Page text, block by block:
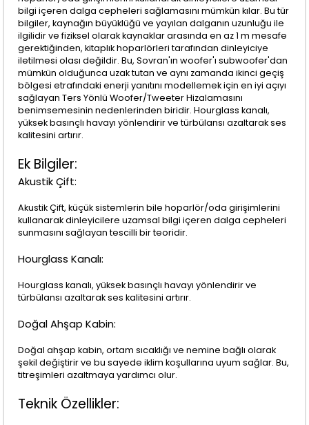
bilgi içeren dalga cepheleri sağlamasını mümkün kılar. Bu tür
bilgiler, kaynağın büyüklüğü ve yayılan dalganın uzunluğu ile
ilgilidir ve fiziksel olarak kaynaklar arasında en az 1 m mesafe
gerektiğinden, kitaplık hoparlörleri tarafından dinleyiciye
iletilmesi olası değildir. Bu, Sovran'ın woofer'ı subwoofer'dan
mümkün olduğunca uzak tutan ve aynı zamanda ikinci geçiş
bölgesi etrafındaki enerji yanıtını modellemek için en iyi açıyı
sağlayan Ters Yönlü Woofer/Tweeter Hizalamasını
benimsemesinin nedenlerinden biridir. Hourglass kanalı,
yüksek basınçlı havayı yönlendirir ve türbülansı azaltarak ses
kalitesini artırır.
Ek Bilgiler:
Akustik Çift:
Akustik Çift, küçük sistemlerin bile hoparlör/oda girişimlerini
kullanarak dinleyicilere uzamsal bilgi içeren dalga cepheleri
sunmasını sağlayan tescilli bir teoridir.
Hourglass Kanalı:
Hourglass kanalı, yüksek basınçlı havayı yönlendirir ve
türbülansı azaltarak ses kalitesini artırır.
Doğal Ahşap Kabin:
Doğal ahşap kabin, ortam sıcaklığı ve nemine bağlı olarak
şekil değiştirir ve bu sayede iklim koşullarına uyum sağlar. Bu,
titreşimleri azaltmaya yardımcı olur.
Teknik Özellikler: